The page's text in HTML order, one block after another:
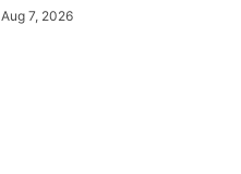
Aug 7, 2026